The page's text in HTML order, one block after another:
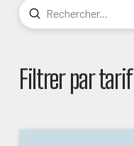
Search
Submit
Filtrer par tarif